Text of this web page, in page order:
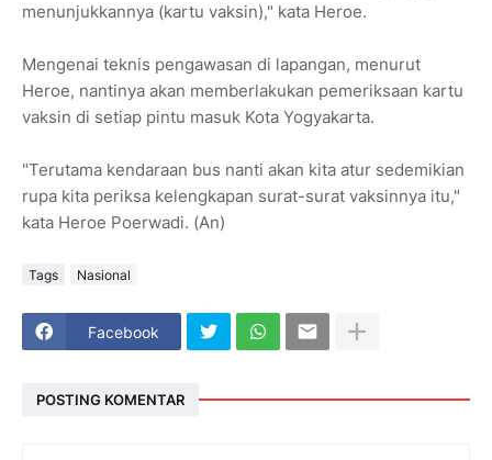
menunjukkannya (kartu vaksin)," kata Heroe.
Mengenai teknis pengawasan di lapangan, menurut
Heroe, nantinya akan memberlakukan pemeriksaan kartu
vaksin di setiap pintu masuk Kota Yogyakarta.
"Terutama kendaraan bus nanti akan kita atur sedemikian
rupa kita periksa kelengkapan surat-surat vaksinnya itu,"
kata Heroe Poerwadi. (An)
Tags Nasional
Facebook
POSTING KOMENTAR